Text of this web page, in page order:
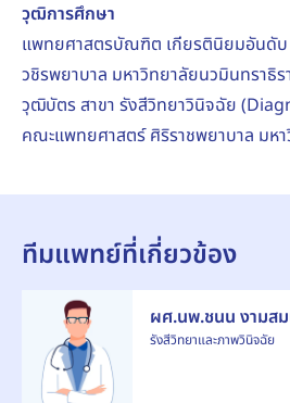
วุฒิการศึกษา
แพทยศาสตรบัณฑิต เกียรตินิยมอันดั
วชิรพยาบาล มหาวิทยาลัยนวมินทราธิร
วุฒิบัตร สาขา รังสีวิทยาวินิจฉัย
คณะแพทยศาสตร์ ศิริราชพยาบาล มห
ทีมแพทย์ที่เกี่ยวข้อง
ผศ.นพ.ชนน งามส
รังสีวิทยาและภาพวินิจฉัย